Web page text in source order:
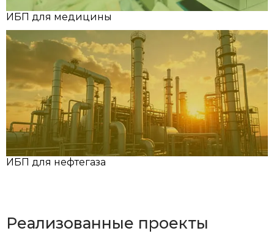
ИБП для медицины
ИБП для нефтегаза
Реализованные проекты